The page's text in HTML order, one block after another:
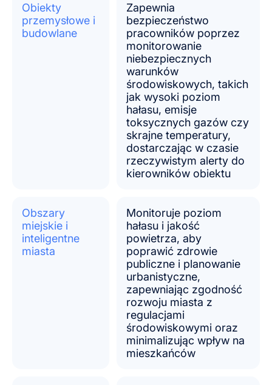
Obiekty
przemysłowe i
budowlane
Zapewnia
bezpieczeństwo
pracowników poprzez
monitorowanie
niebezpiecznych
warunków
środowiskowych, takich
jak wysoki poziom
hałasu, emisje
toksycznych gazów czy
skrajne temperatury,
dostarczając w czasie
rzeczywistym alerty do
kierowników obiektu
Obszary
miejskie i
inteligentne
miasta
Monitoruje poziom
hałasu i jakość
powietrza, aby
poprawić zdrowie
publiczne i planowanie
urbanistyczne,
zapewniając zgodność
rozwoju miasta z
regulacjami
środowiskowymi oraz
minimalizując wpływ na
mieszkańców